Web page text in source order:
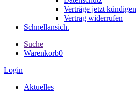
Verträge jetzt kündigen
Vertrag widerrufen
Schnellansicht
Suche
Warenkorb0
Login
Aktuelles